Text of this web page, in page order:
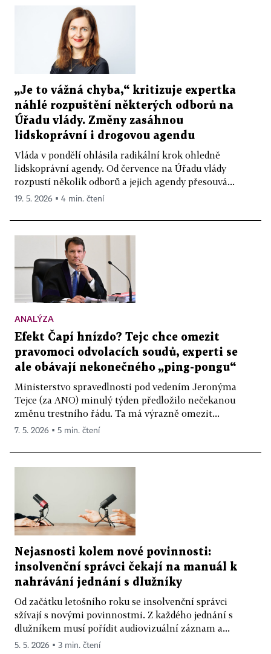
„Je to vážná chyba,“ kritizuje expertka
náhlé rozpuštění některých odborů na
Úřadu vlády. Změny zasáhnou
lidskoprávní i drogovou agendu
Vláda v pondělí ohlásila radikální krok ohledně
lidskoprávní agendy. Od července na Úřadu vlády
rozpustí několik odborů a jejich agendy přesouvá...
19. 5. 2026 ▪ 4 min. čtení
ANALÝZA
Efekt Čapí hnízdo? Tejc chce omezit
pravomoci odvolacích soudů, experti se
ale obávají nekonečného „ping-pongu“
Ministerstvo spravedlnosti pod vedením Jeronýma
Tejce (za ANO) minulý týden předložilo nečekanou
změnu trestního řádu. Ta má výrazně omezit...
7. 5. 2026 ▪ 5 min. čtení
Nejasnosti kolem nové povinnosti:
insolvenční správci čekají na manuál k
nahrávání jednání s dlužníky
Od začátku letošního roku se insolvenční správci
sžívají s novými povinnostmi. Z každého jednání s
dlužníkem musí pořídit audiovizuální záznam a...
5. 5. 2026 ▪ 3 min. čtení